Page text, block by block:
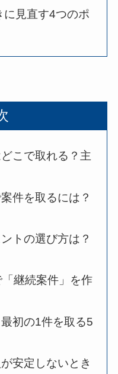
見直す4つのポ
こで取れる？主
件を取るには？
トの選び方は？
継続案件」を作
初の1件を取る5
安定しないとき